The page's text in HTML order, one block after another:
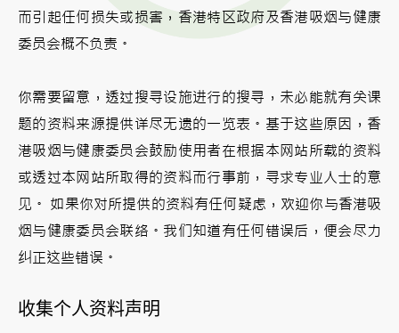
而引起任何损失或损害，香港特区政府及香港吸烟与健康
委员会概不负责。
你需要留意，透过搜寻设施进行的搜寻，未必能就有关课
题的资料来源提供详尽无遗的一览表。基于这些原因，香
港吸烟与健康委员会鼓励使用者在根据本网站所载的资料
或透过本网站所取得的资料而行事前，寻求专业人士的意
见。 如果你对所提供的资料有任何疑虑，欢迎你与香港吸
烟与健康委员会联络。我们知道有任何错误后，便会尽力
纠正这些错误。
收集个人资料声明